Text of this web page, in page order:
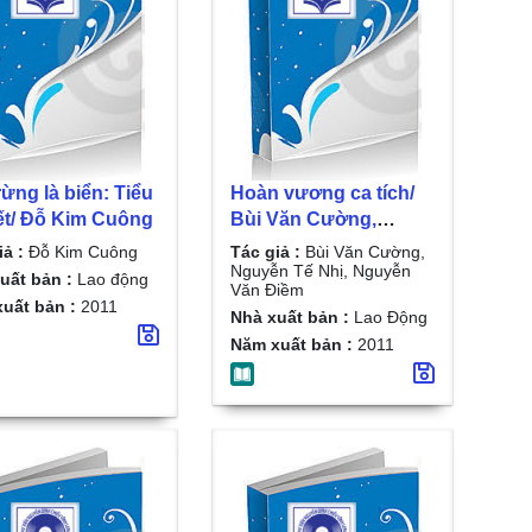
là biển: Tiểu
Đỗ Kim Cuông
: Đỗ Kim Cuông
bản : Lao động
bản : 2011
Hoàn vương ca tích/
Bùi Văn Cường,
Nguyễn Tế Nhị,
Nguyễn Văn Điềm
Tác giả : Bùi Văn Cường,
Nguyễn Tế Nhị, Nguyễn
Văn Điềm
Nhà xuất bản : Lao Động
Năm xuất bản : 2011